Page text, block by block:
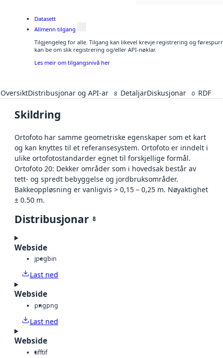
Datasett
Allmenn tilgang
Tilgjengeleg for alle. Tilgang kan likevel krevje registrering og
kan be om slik registrering og/eller API-nøklar.
Les meir om tilgangsnivå her
OversiktDistribusjonar og API-ar 8 DetaljarDiskusjonar 0 RDF
Skildring
Ortofoto har samme geometriske egenskaper som et kart
og kan knyttes til et referansesystem. Ortofoto er inndelt i
ulike ortofotostandarder egnet til forskjellige formål.
Ortofoto 20: Dekker områder som i hovedsak består av
tett- og spredt bebyggelse og jordbruksområder.
Bakkeoppløsning er vanligvis > 0,15 – 0,25 m. Nøyaktighet
± 0.50 m.
Distribusjonar 8
Webside
jpegbin
Last ned
Webside
pngpng
Last ned
Webside
tifftif